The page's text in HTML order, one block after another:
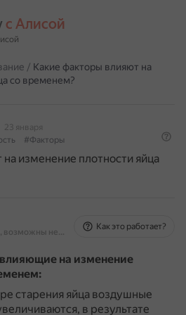
с Алисой
/ Какие факторы влияют на
со временем?
23 января
#Факторы
изменение плотности яйца
На основе источников, возможны неточности
Как это работает?
на изменение
старения яйца воздушные
в результате